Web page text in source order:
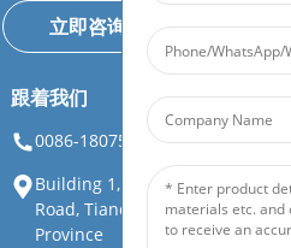
立即咨询
跟着我们
0086-18075108880
Building 1, Zhongjianbaobao
Road, Tianding Street, Yuelu
Province